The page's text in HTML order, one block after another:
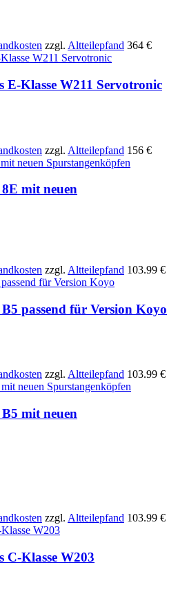
zzgl. Altteilepfand 364 €
E-Klasse W211 Servotronic
zzgl. Altteilepfand 156 €
mit neuen
zzgl. Altteilepfand 103.99 €
passend für Version Koyo
zzgl. Altteilepfand 103.99 €
mit neuen
zzgl. Altteilepfand 103.99 €
C-Klasse W203